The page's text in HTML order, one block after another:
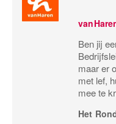
Ben jij
maar er
met lef,
mee te
please!
Het